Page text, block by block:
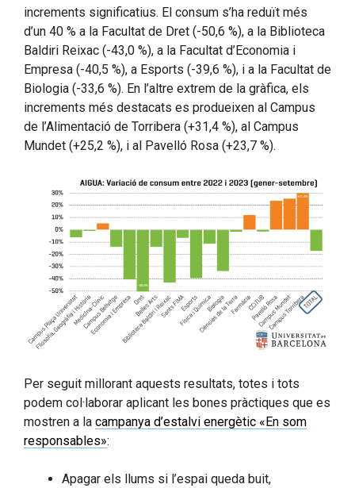
increments significatius. El consum s’ha reduït més
d’un 40 % a la Facultat de Dret (-50,6 %), a la Biblioteca
Baldiri Reixac (-43,0 %), a la Facultat d’Economia i
Empresa (-40,5 %), a Esports (-39,6 %), i a la Facultat de
Biologia (-33,6 %). En l’altre extrem de la gràfica, els
increments més destacats es produeixen al Campus
de l’Alimentació de Torribera (+31,4 %), al Campus
Mundet (+25,2 %), i al Pavelló Rosa (+23,7 %).
Per seguit millorant aquests resultats, totes i tots
podem col·laborar aplicant les bones pràctiques que es
mostren a la campanya d’estalvi energètic «En som
responsables»:
Apagar els llums si l’espai queda buit,